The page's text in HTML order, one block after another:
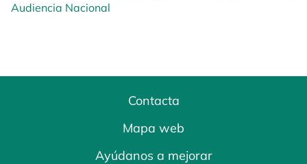
Audiencia Nacional
Contacta
Mapa web
Ayúdanos a mejorar